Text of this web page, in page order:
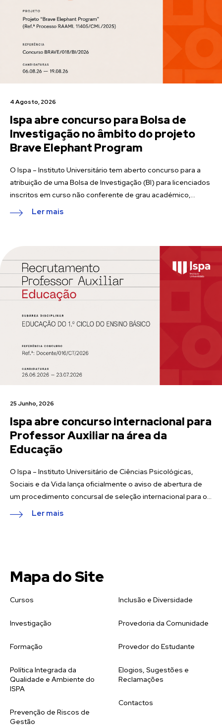
4 Agosto, 2026
Ispa abre concurso para Bolsa de
Investigação no âmbito do projeto
Brave Elephant Program
O Ispa – Instituto Universitário tem aberto concurso para a
atribuição de uma Bolsa de Investigação (BI) para licenciados
inscritos em curso não conferente de grau académico,...
Ler mais
25 Junho, 2026
Ispa abre concurso internacional para
Professor Auxiliar na área da
Educação
O Ispa – Instituto Universitário de Ciências Psicológicas,
Sociais e da Vida lança oficialmente o aviso de abertura de
um procedimento concursal de seleção internacional para o...
Ler mais
Mapa do Site
Cursos
Investigação
Formação
Política Integrada da
Qualidade e Ambiente do
ISPA
Prevenção de Riscos de
Gestão
Inclusão e Diversidade
Provedoria da Comunidade
Provedor do Estudante
Elogios, Sugestões e
Reclamações
Contactos